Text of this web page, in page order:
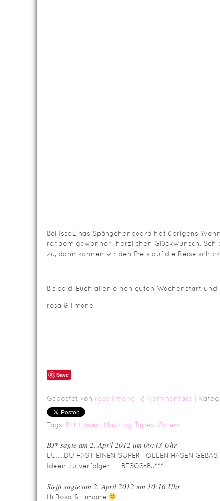
Bei IssaLinas Spängchenboard hat übrigens
random gewonnen, herzlichen Glückwunsch.
zu, dann können wir den Preis auf die Reise
Bis bald, Euch allen einen guten Wochenstart und
rosa & limone
Save
Gepostet von rosa limone 8 Kommentare |
Tags: DIY, Hasen, Masking Tapes, Ostern
BJ* sagte am 2. April 2012 um 09:43 Uhr
LU…..DU HAST EINEN SUPER TOLLEN HASEN
Ideen zu verfolgen!!!! BESOS-BJ***
Steffi sagte am 2. April 2012 um 10:16 Uhr
Hi Rosa & Limone